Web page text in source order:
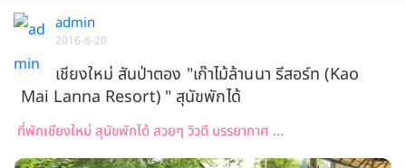
admin
2016-8-20
เชียงใหม่ สันป่าตอง "เก๊าไม้ล้านนา รีสอร์ท (Kao
Mai Lanna Resort) " สุนัขพักได้
ที่พักเชียงใหม่ สุนัขพักได้ สวยๆ วิวดี บรรยากาศ ...